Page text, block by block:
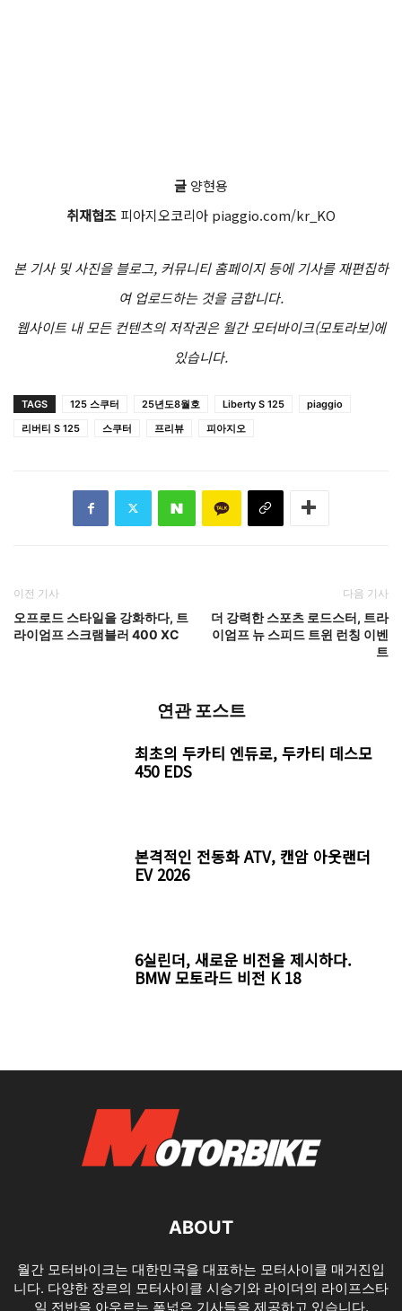
글 양현용
취재협조 피아지오코리아 piaggio.com/kr_KO
본 기사 및 사진을 블로그, 커뮤니티 홈페이지 등에 기사를 재편집하
여 업로드하는 것을 금합니다.
웹사이트 내 모든 컨텐츠의 저작권은 월간 모터바이크(모토라보)에
있습니다.
TAGS 125 스쿠터 25년도8월호 Liberty S 125
piaggio
리버티 S 125
스쿠터 프리뷰 피아지오
이전 기사
오프로드 스타일을 강화하다, 트
라이엄프 스크램블러 400 XC
다음 기사
더 강력한 스포츠 로드스터, 트라
이엄프 뉴 스피드 트윈 런칭 이벤
트
연관 포스트
최초의 두카티 엔듀로, 두카티 데스모
450 EDS
본격적인 전동화 ATV, 캔암 아웃랜더
EV 2026
6실린더, 새로운 비전을 제시하다.
BMW 모토라드 비전 K 18
ABOUT
월간 모터바이크는 대한민국을 대표하는 모터사이클 매거진입
니다. 다양한 장르의 모터사이클 시승기와 라이더의 라이프스타
일 전반을 아우르는 폭넓은 기사들을 제공하고 있습니다.